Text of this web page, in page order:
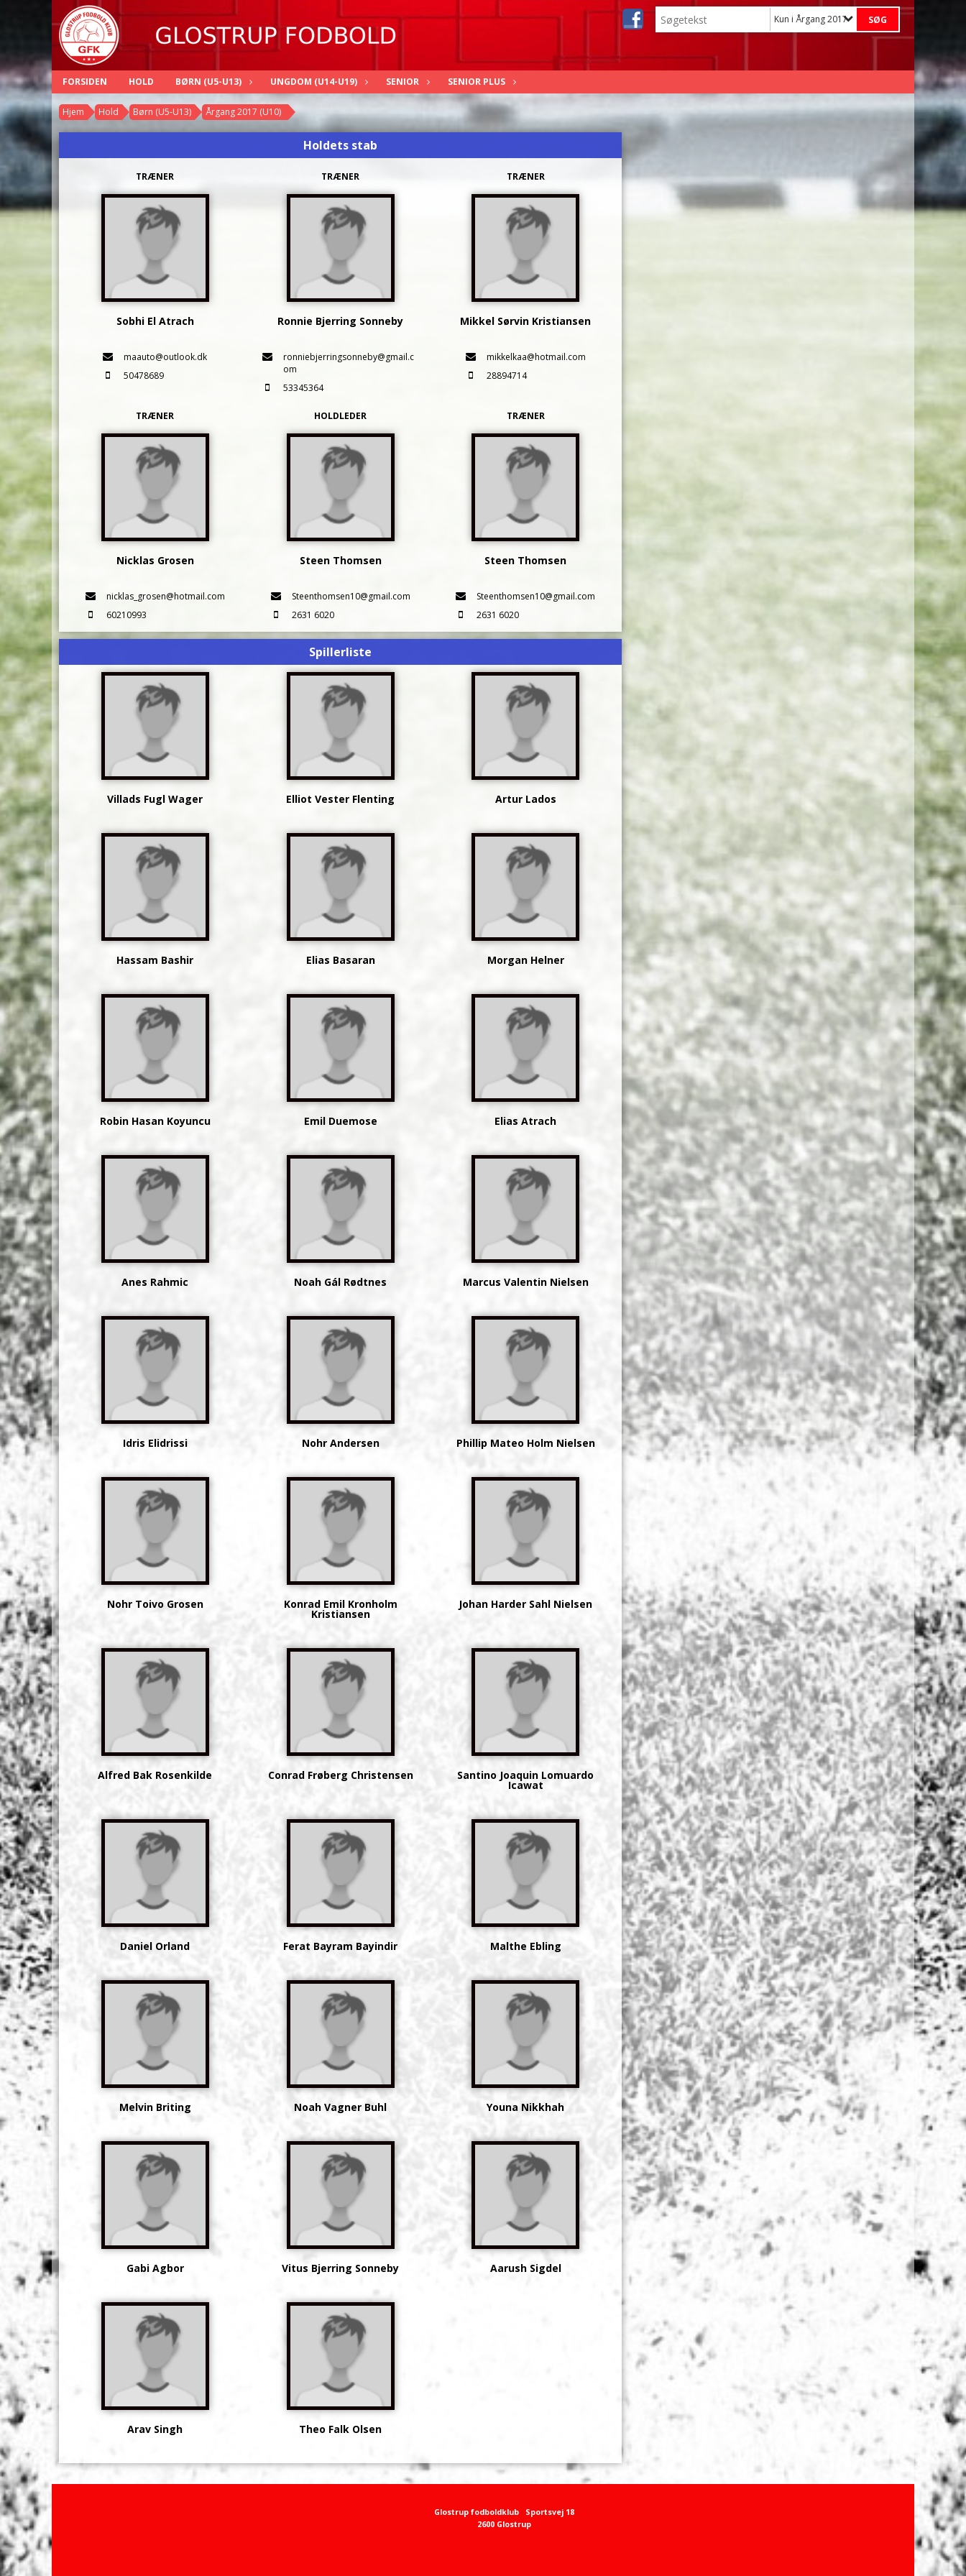
Kun i Årgang 2017 (U10)
FORSIDEN HOLD BØRN (U5-U13) UNGDOM (U14-U19) SENIOR SENIOR PLUS
Hjem Hold Børn (U5-U13) Årgang 2017 (U10)
Holdets stab
TRÆNER
Sobhi El Atrach
maauto@outlook.dk
50478689
TRÆNER
Ronnie Bjerring Sonneby
ronniebjerringsonneby@gmail.c
om
53345364
TRÆNER
Mikkel Sørvin Kristiansen
mikkelkaa@hotmail.com
28894714
TRÆNER
Nicklas Grosen
nicklas_grosen@hotmail.com
60210993
HOLDLEDER
Steen Thomsen
Steenthomsen10@gmail.com
2631 6020
TRÆNER
Steen Thomsen
Steenthomsen10@gmail.com
2631 6020
Spillerliste
Villads Fugl Wager Elliot Vester Flenting Artur Lados
Hassam Bashir Elias Basaran Morgan Helner
Robin Hasan Koyuncu Emil Duemose Elias Atrach
Anes Rahmic Noah Gál Rødtnes Marcus Valentin Nielsen
Idris Elidrissi Nohr Andersen Phillip Mateo Holm Nielsen
Nohr Toivo Grosen Konrad Emil Kronholm
Kristiansen
Johan Harder Sahl Nielsen
Alfred Bak Rosenkilde Conrad Frøberg Christensen Santino Joaquin Lomuardo
Icawat
Daniel Orland Ferat Bayram Bayindir Malthe Ebling
Melvin Briting Noah Vagner Buhl Youna Nikkhah
Gabi Agbor Vitus Bjerring Sonneby Aarush Sigdel
Arav Singh Theo Falk Olsen
Glostrup fodboldklub Sportsvej 18
2600 Glostrup